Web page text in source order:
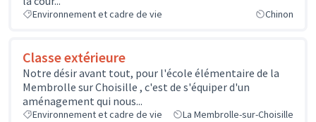
Environnement et cadre de vie Chinon
Classe extérieure
Notre désir avant tout, pour l'école élémentaire de la
Membrolle sur Choisille , c'est de s'équiper d'un
aménagement qui nous...
Environnement et cadre de vie La Membrolle-sur-Choisille